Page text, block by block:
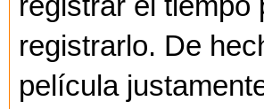
registrarlo. De
película